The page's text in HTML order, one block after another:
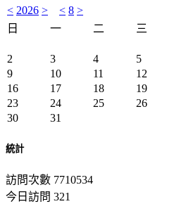
< 2026 > < 8 >
日
一 二 三
2
3 4 5
9
10 11 12
16
17 18 19
23
24 25 26
30
31
統計
訪問次數 7710534
今日訪問 321